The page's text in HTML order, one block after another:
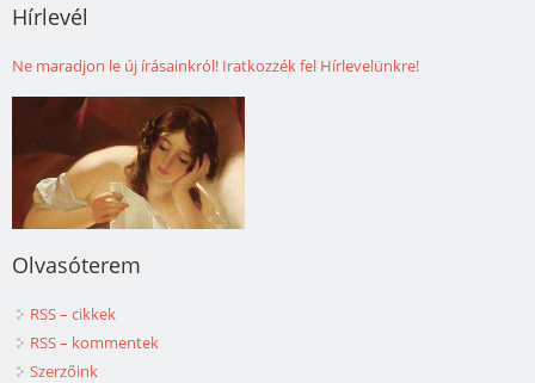
Hírlevél
Ne maradjon le új írásainkról! Iratkozzék fel Hírlevelünkre!
Olvasóterem
RSS – cikkek
RSS – kommentek
Szerzőink